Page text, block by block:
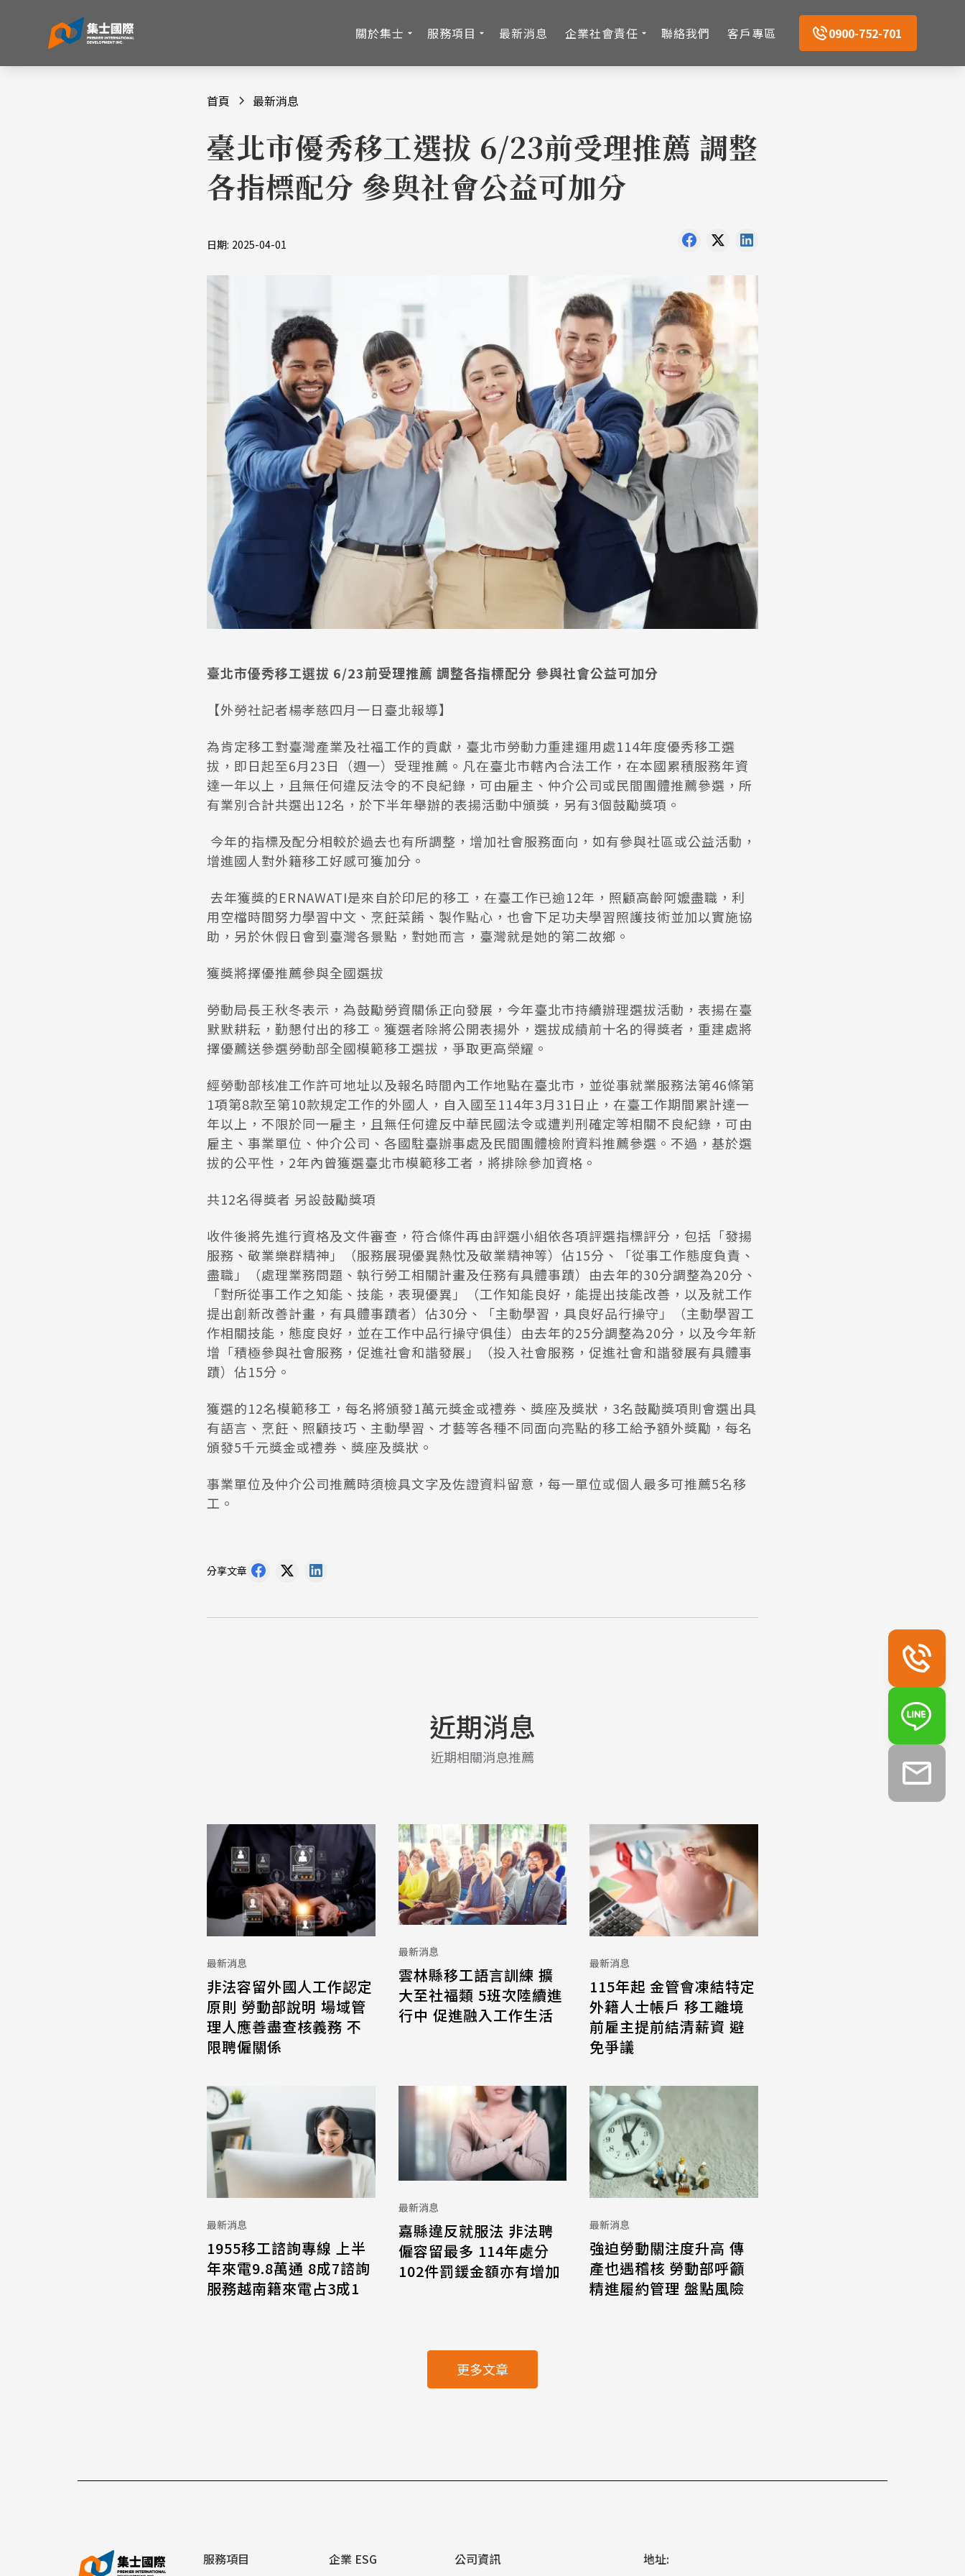
關於集士 服務項目 最新消息 企業社會責任 聯絡我們 客戶專區 0900-752-701
首頁 最新消息
臺北市優秀移工選拔 6/23前受理推薦 調整
各指標配分 參與社會公益可加分
日期: 2025-04-01
臺北市優秀移工選拔 6/23前受理推薦 調整各指標配分 參與社會公益可加分
【外勞社記者楊孝慈四月一日臺北報導】
為肯定移工對臺灣產業及社福工作的貢獻，臺北市勞動力重建運用處114年度優秀移工選
拔，即日起至6月23日（週一）受理推薦。凡在臺北市轄內合法工作，在本國累積服務年資
達一年以上，且無任何違反法令的不良紀錄，可由雇主、仲介公司或民間團體推薦參選，所
有業別合計共選出12名，於下半年舉辦的表揚活動中頒獎，另有3個鼓勵獎項。
今年的指標及配分相較於過去也有所調整，增加社會服務面向，如有參與社區或公益活動，
增進國人對外籍移工好感可獲加分。
去年獲獎的ERNAWATI是來自於印尼的移工，在臺工作已逾12年，照顧高齡阿嬤盡職，利
用空檔時間努力學習中文、烹飪菜餚、製作點心，也會下足功夫學習照護技術並加以實施協
助，另於休假日會到臺灣各景點，對她而言，臺灣就是她的第二故鄉。
獲獎將擇優推薦參與全國選拔
勞動局長王秋冬表示，為鼓勵勞資關係正向發展，今年臺北市持續辦理選拔活動，表揚在臺
默默耕耘，勤懇付出的移工。獲選者除將公開表揚外，選拔成績前十名的得獎者，重建處將
擇優薦送參選勞動部全國模範移工選拔，爭取更高榮耀。
經勞動部核准工作許可地址以及報名時間內工作地點在臺北市，並從事就業服務法第46條第
1項第8款至第10款規定工作的外國人，自入國至114年3月31日止，在臺工作期間累計達一
年以上，不限於同一雇主，且無任何違反中華民國法令或遭判刑確定等相關不良紀錄，可由
雇主、事業單位、仲介公司、各國駐臺辦事處及民間團體檢附資料推薦參選。不過，基於選
拔的公平性，2年內曾獲選臺北市模範移工者，將排除參加資格。
共12名得獎者 另設鼓勵獎項
收件後將先進行資格及文件審查，符合條件再由評選小組依各項評選指標評分，包括「發揚
服務、敬業樂群精神」（服務展現優異熱忱及敬業精神等）佔15分、「從事工作態度負責、
盡職」（處理業務問題、執行勞工相關計畫及任務有具體事蹟）由去年的30分調整為20分、
「對所從事工作之知能、技能，表現優異」（工作知能良好，能提出技能改善，以及就工作
提出創新改善計畫，有具體事蹟者）佔30分、「主動學習，具良好品行操守」（主動學習工
作相關技能，態度良好，並在工作中品行操守俱佳）由去年的25分調整為20分，以及今年新
增「積極參與社會服務，促進社會和諧發展」（投入社會服務，促進社會和諧發展有具體事
蹟）佔15分。
獲選的12名模範移工，每名將頒發1萬元獎金或禮券、獎座及獎狀，3名鼓勵獎項則會選出具
有語言、烹飪、照顧技巧、主動學習、才藝等各種不同面向亮點的移工給予額外獎勵，每名
頒發5千元獎金或禮券、獎座及獎狀。
事業單位及仲介公司推薦時須檢具文字及佐證資料留意，每一單位或個人最多可推薦5名移
工。
分享文章
近期消息
近期相關消息推薦
最新消息
非法容留外國人工作認定
原則 勞動部說明 場域管
理人應善盡查核義務 不
限聘僱關係
最新消息
雲林縣移工語言訓練 擴
大至社福類 5班次陸續進
行中 促進融入工作生活
最新消息
115年起 金管會凍結特定
外籍人士帳戶 移工離境
前雇主提前結清薪資 避
免爭議
最新消息
1955移工諮詢專線 上半
年來電9.8萬通 8成7諮詢
服務越南籍來電占3成1
最新消息
嘉縣違反就服法 非法聘
僱容留最多 114年處分
102件罰鍰金額亦有增加
最新消息
強迫勞動關注度升高 傳
產也遇稽核 勞動部呼籲
精進履約管理 盤點風險
更多文章
服務項目 企業 ESG 公司資訊 地址: